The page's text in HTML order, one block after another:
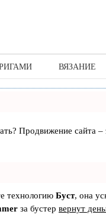
ВЯЗАНИЕ
Продвижение
технологию Буст, она
за бустер вернут